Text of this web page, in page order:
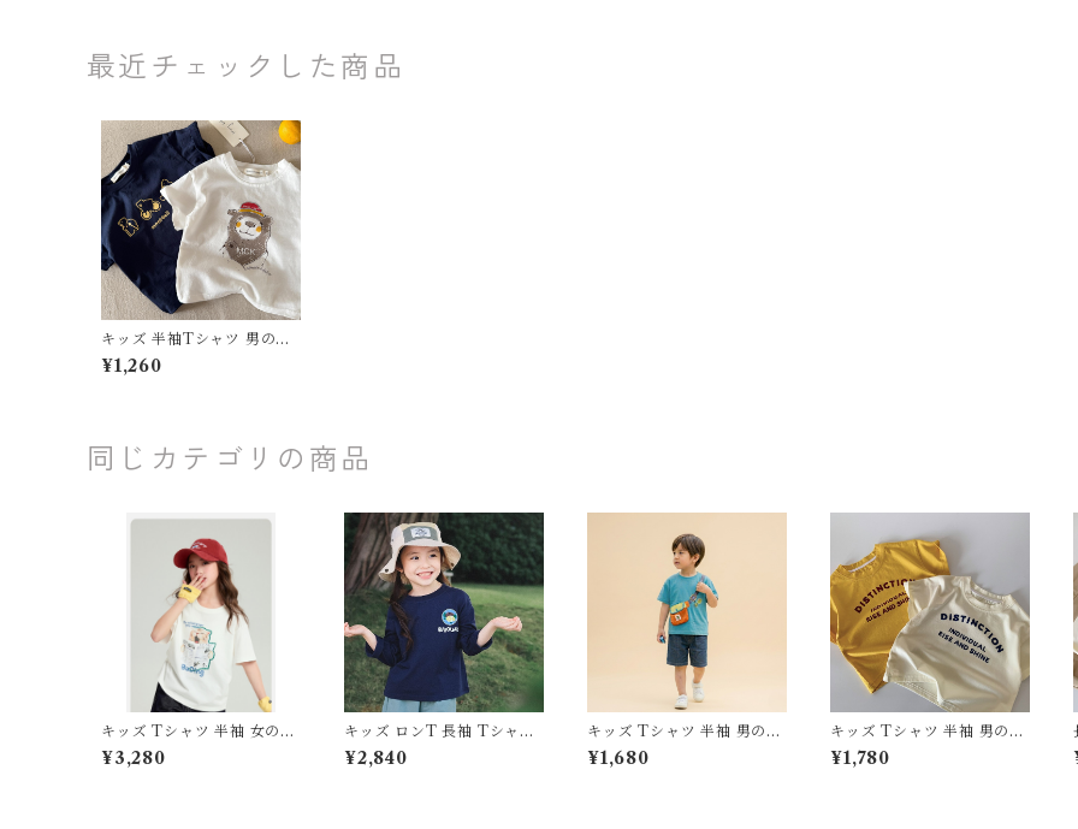
最近チェックした商品
キッズ 半袖Tシャツ 男の子
女の子 バスプリント 韓国子
供服 イエロー ホワイト ネイ
¥1,260
同じカテゴリの商品
キッズ Tシャツ 半袖 女の子
猫 ネコ イラスト プリント
トップス 110 120 130 140 1
¥3,280
キッズ ロンT 長袖 Tシャツ
速乾 通気性 トップス 男の子
女の子 子供服 スポーツ アウ
¥2,840
キッズ Tシャツ 半袖 男の子
女の子 新作 韓国子供服 サス
ペンダー バッグ風 プリント
¥1,680
キッズ Tシャツ 半袖 男の子
女の子 韓国子供服 英字 ロゴ
プリント トップス 80 90 1
¥1,780